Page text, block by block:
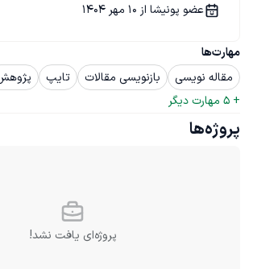
مهارت‌ها
مقاله نویسی
بازنویسی مقالات تایپ
+
5 مهارت دیگر
عضو پونیشا از 10 مهر 1404
پروژه‌ها
پروژه‌ای یافت نشد!